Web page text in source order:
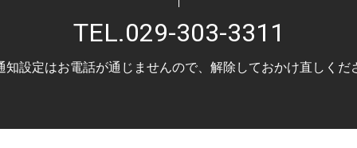
TEL.029-303-3311
設定はお電話が通じませんので、 解除しておかけ直しくだ